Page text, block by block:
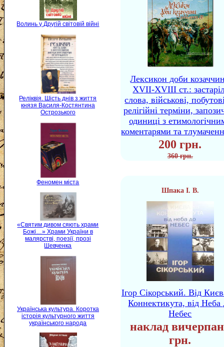
Волинь у Другій світовій війні
Реліквія. Шість днів з життя
князя Василя-Костянтина
Острозького
Феномен міста
«Святим дивом сяють храми
Божі…» Храми України в
малярстві, поезії, прозі
Шевченка
Українська культура. Коротка
історія культурного життя
українського народа
Лексикон доби
XVII-XVIII ст.:
слова, військові,
релігійні терміни,
одиниці з
коментарями та
200 грн.
360 грн.
Шпака І. В.
Ігор Сікорський. Від
Коннектикута, від Неба
Небес
наклад
грн.